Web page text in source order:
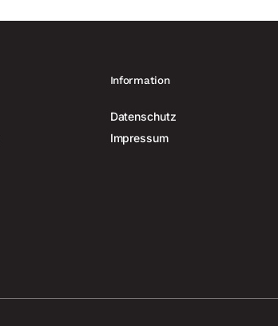
Information
Datenschutz
Impressum